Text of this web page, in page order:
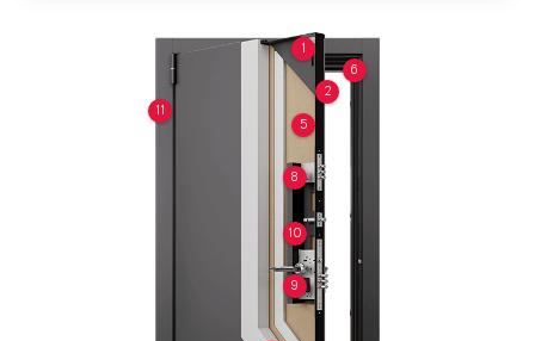
1
2
5
6
8
9
10
11